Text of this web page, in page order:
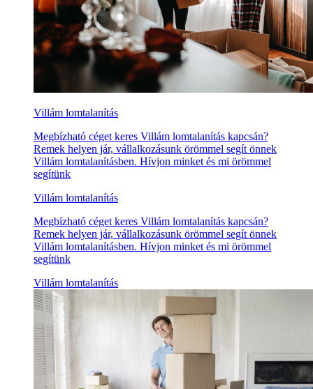
Villám lomtalanítás
Megbízható céget keres Villám lomtalanítás kapcsán?
Remek helyen jár, vállalkozásunk örömmel segít önnek
Villám lomtalanításben. Hívjon minket és mi örömmel
segítünk
Villám lomtalanítás
Megbízható céget keres Villám lomtalanítás kapcsán?
Remek helyen jár, vállalkozásunk örömmel segít önnek
Villám lomtalanításben. Hívjon minket és mi örömmel
segítünk
Villám lomtalanítás